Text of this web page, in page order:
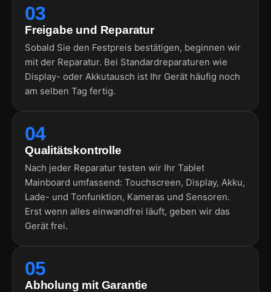
03
Freigabe und Reparatur
Sobald Sie den Festpreis bestätigen, beginnen wir
mit der Reparatur. Bei Standardreparaturen wie
Display- oder Akkutausch ist Ihr Gerät häufig noch
am selben Tag fertig.
04
Qualitätskontrolle
Nach jeder Reparatur testen wir Ihr Tablet
Mainboard umfassend: Touchscreen, Display, Akku,
Lade- und Tonfunktion, Kameras und Sensoren.
Erst wenn alles einwandfrei läuft, geben wir das
Gerät frei.
05
Abholung mit Garantie